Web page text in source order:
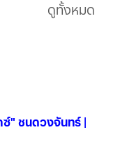
ดูทั้งหมด
" ชนดวงจันทร์ |